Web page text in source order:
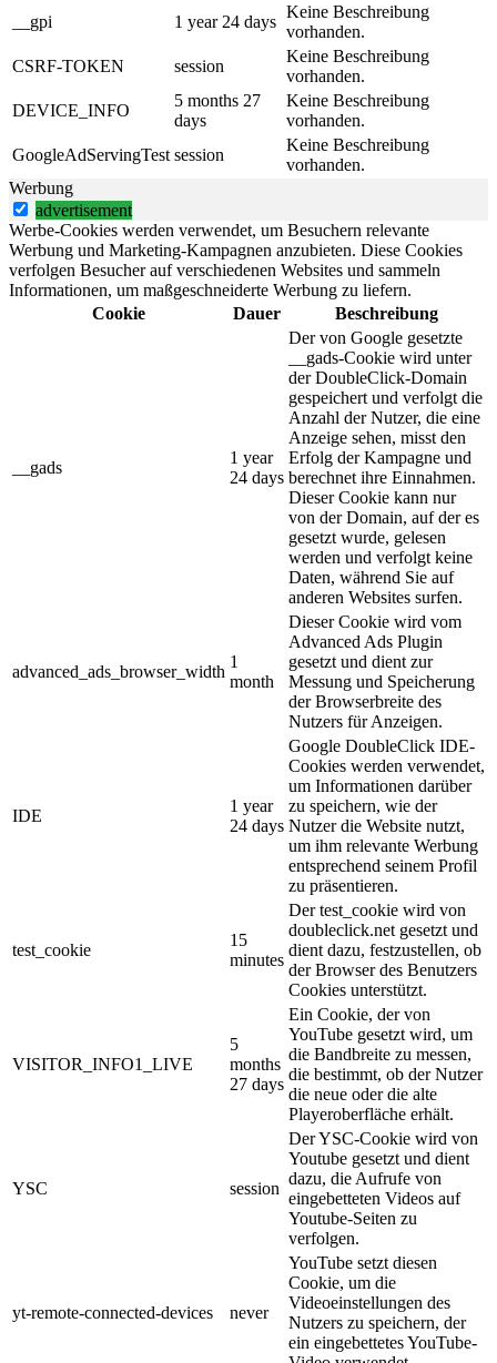
__gpi
1 year 24 days
Keine Beschreibung
vorhanden.
CSRF-TOKEN
session
Keine Beschreibung
vorhanden.
DEVICE_INFO
5 months 27
days
Keine Beschreibung
vorhanden.
GoogleAdServingTest session
Keine Beschreibung
vorhanden.
Werbung
advertisement
Werbe-Cookies werden verwendet, um Besuchern relevante
Werbung und Marketing-Kampagnen anzubieten. Diese Cookies
verfolgen Besucher auf verschiedenen Websites und sammeln
Informationen, um maßgeschneiderte Werbung zu liefern.
Cookie
Dauer Beschreibung
__gads
1 year
24 days
Der von Google gesetzte
__gads-Cookie wird unter
der DoubleClick-Domain
gespeichert und verfolgt die
Anzahl der Nutzer, die eine
Anzeige sehen, misst den
Erfolg der Kampagne und
berechnet ihre Einnahmen.
Dieser Cookie kann nur
von der Domain, auf der es
gesetzt wurde, gelesen
werden und verfolgt keine
Daten, während Sie auf
anderen Websites surfen.
advanced_ads_browser_width
1
month
Dieser Cookie wird vom
Advanced Ads Plugin
gesetzt und dient zur
Messung und Speicherung
der Browserbreite des
Nutzers für Anzeigen.
IDE
1 year
24 days
Google DoubleClick IDE-
Cookies werden verwendet,
um Informationen darüber
zu speichern, wie der
Nutzer die Website nutzt,
um ihm relevante Werbung
entsprechend seinem Profil
zu präsentieren.
test_cookie
15
minutes
Der test_cookie wird von
doubleclick.net gesetzt und
dient dazu, festzustellen, ob
der Browser des Benutzers
Cookies unterstützt.
VISITOR_INFO1_LIVE
5
months
27 days
Ein Cookie, der von
YouTube gesetzt wird, um
die Bandbreite zu messen,
die bestimmt, ob der Nutzer
die neue oder die alte
Playeroberfläche erhält.
YSC session
Der YSC-Cookie wird von
Youtube gesetzt und dient
dazu, die Aufrufe von
eingebetteten Videos auf
Youtube-Seiten zu
verfolgen.
yt-remote-connected-devices never
YouTube setzt diesen
Cookie, um die
Videoeinstellungen des
Nutzers zu speichern, der
ein eingebettetes YouTube-